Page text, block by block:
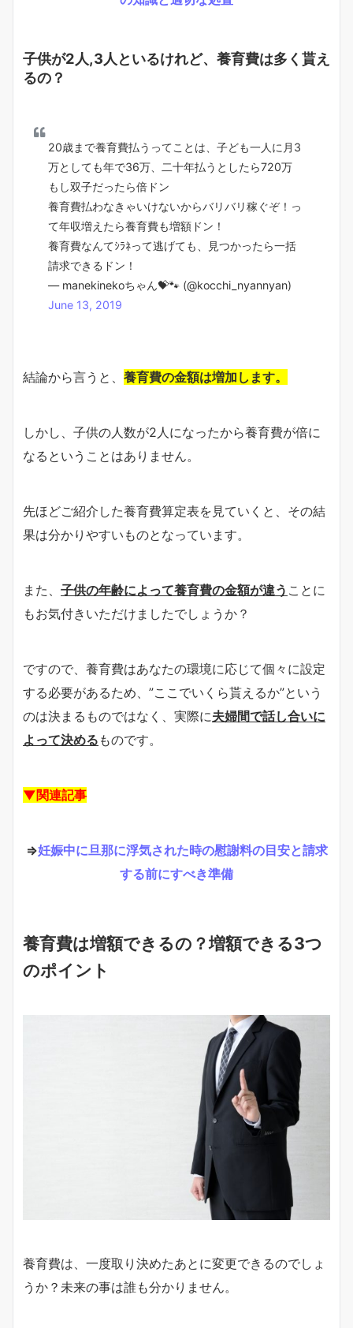
子供が2人,3人といるけれど、養育費は多く貰え
るの？
20歳まで養育費払うってことは、子ども一人に月3
万としても年で36万、二十年払うとしたら720万
もし双子だったら倍ドン
養育費払わなきゃいけないからバリバリ稼ぐぞ！っ
て年収増えたら養育費も増額ドン！
養育費なんてｼﾗﾈって逃げても、見つかったら一括
請求できるドン！
— manekinekoちゃん💝🐾 (@kocchi_nyannyan)
June 13, 2019
結論から言うと、 養育費の金額は増加します。
しかし、子供の人数が2人になったから養育費が倍に
なるということはありません。
先ほどご紹介した養育費算定表を見ていくと、その結
果は分かりやすいものとなっています。
また、 子供の年齢によって養育費の金額が違う ことに
もお気付きいただけましたでしょうか？
ですので、養育費はあなたの環境に応じて個々に設定
する必要があるため、”ここでいくら貰えるか”という
のは決まるものではなく、実際に夫婦間で話し合いに
よって決める ものです。
▼関連記事
⇒妊娠中に旦那に浮気された時の慰謝料の目安と請求
する前にすべき準備
養育費は増額できるの？増額できる3つ
のポイント
養育費は、一度取り決めたあとに変更できるのでしょ
うか？未来の事は誰も分かりません。